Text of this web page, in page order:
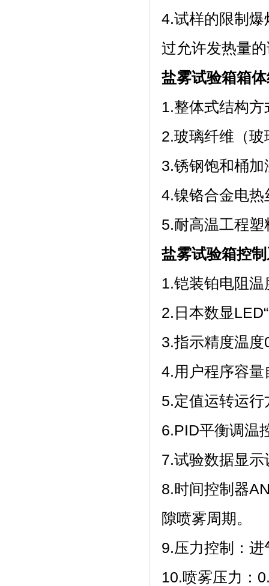
4.试样的限制爆
过允许发热量
盐雾试验箱箱
1.整体式结构方
2.玻璃纤维（玻
3.锈钢饱和桶
4.镍铬合金电热丝
5.耐高温工程塑
盐雾试验箱控
1.铠装铂电阻
2.日本数显
3.指示精度温度
4.用户程序容量自
5.定值运转运行方
6.PID平衡调温
7.试验数据显示设
8.时间控制器
隙喷雾周期。
9.压力控制：
10.喷雾压力